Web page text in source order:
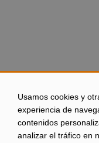
Usamos cookies y
experiencia de
contenidos
analizar el tráfico en